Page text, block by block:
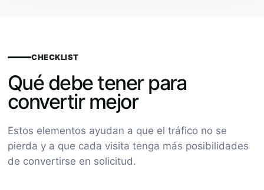
CHECKLIST
Qué debe tener para
convertir mejor
Estos elementos ayudan a que el tráfico no se
pierda y a que cada visita tenga más posibilidades
de convertirse en solicitud.